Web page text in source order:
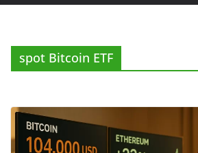
spot Bitcoin ETF